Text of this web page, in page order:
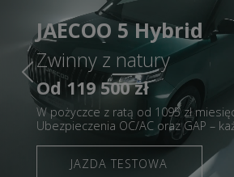
JAECOO 5 Hybrid
Zwinny z natury
Od 119 500 zł
W pożyczce z ratą od 1095zł
Ubezpieczenia OC/AC oraz GAP –
JAZDA TESTOWA
Previous